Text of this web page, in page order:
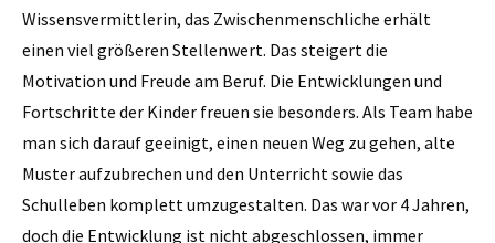
Wissensvermittlerin, das Zwischenmenschliche erhält
einen viel größeren Stellenwert. Das steigert die
Motivation und Freude am Beruf. Die Entwicklungen und
Fortschritte der Kinder freuen sie besonders. Als Team habe
man sich darauf geeinigt, einen neuen Weg zu gehen, alte
Muster aufzubrechen und den Unterricht sowie das
Schulleben komplett umzugestalten. Das war vor 4 Jahren,
doch die Entwicklung ist nicht abgeschlossen, immer